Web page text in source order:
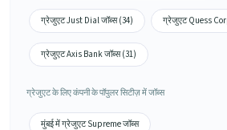
ग्रेजुएट Just Dial जॉब्स (34) ग्रेजुएट Quess
ग्रेजुएट Axis Bank जॉब्स (31)
ग्रेजुएट के लिए कंपनी के पॉपुलर सिटीज़ में जॉब्स
मुंबई में ग्रेजुएट Supreme जॉब्स